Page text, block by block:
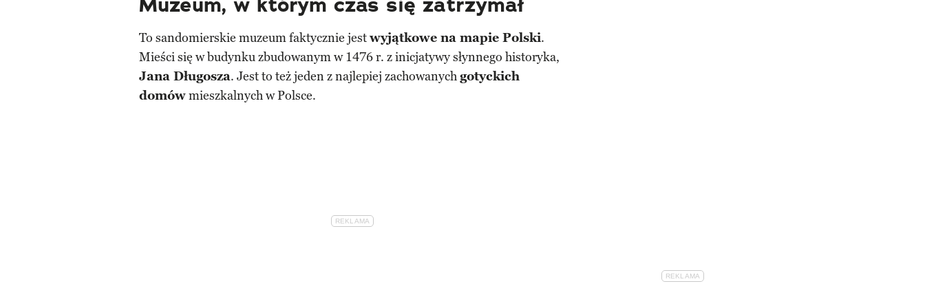
To sandomierskie muzeum faktycznie jestwyjątkowe na mapie Polski.
Mieści się w budynku zbudowanym w 1476 r. z inicjatywy słynnego historyka,
Jana Długosza. Jest to też jeden z najlepiej zachowanychgotyckich
domówmieszkalnych w Polsce.